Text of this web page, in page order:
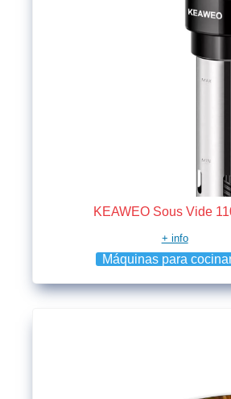
KEAWEO Sous Vide
+ info
Máquinas para